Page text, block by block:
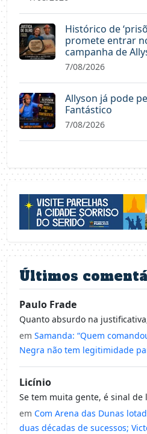
Histórico de
promete entrar
campanha de
7/08/2026
Allyson já pode
Fantástico
7/08/2026
Últimos
Paulo Frade
Quanto absurdo na
em Samanda: “Quem
Negra não tem legitimidade
Licínio
Se tem muita gente, é sinal de
em Com Arena das Dunas
duas décadas de sucessos;